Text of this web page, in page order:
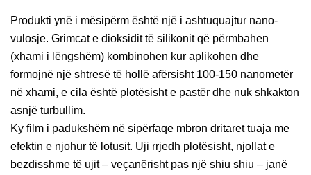
Produkti ynë i mësipërm është një i ashtuquajtur nano-
vulosje. Grimcat e dioksidit të silikonit që përmbahen
(xhami i lëngshëm) kombinohen kur aplikohen dhe
formojnë një shtresë të hollë afërsisht 100-150 nanometër
në xhami, e cila është plotësisht e pastër dhe nuk shkakton
asnjë turbullim.
Ky film i padukshëm në sipërfaqe mbron dritaret tuaja me
efektin e njohur të lotusit. Uji rrjedh plotësisht, njollat e
bezdisshme të ujit – veçanërisht pas një shiu shiu – janë